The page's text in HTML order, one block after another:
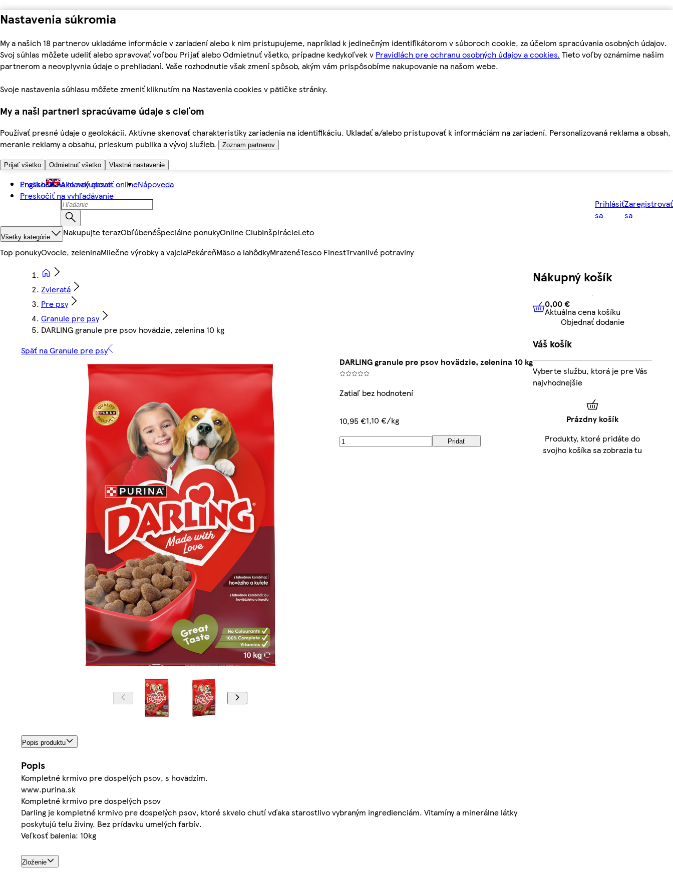
Nastavenia súkromia
My a našich 18 partnerov ukladáme informácie v zariadení alebo k nim pristupujeme, napríklad k jedinečným identifikátorom v súboroch cookie, za účelom spracúvania osobných údajov.
Svoj súhlas môžete udeliť alebo spravovať voľbou Prijať alebo Odmietnuť všetko, prípadne kedykoľvek v Pravidlách pre ochranu osobných údajov a cookies. Tieto voľby oznámime našim
partnerom a neovplyvnia údaje o prehliadaní. Vaše rozhodnutie však zmení spôsob, akým vám prispôsobíme nakupovanie na našom webe.
Svoje nastavenia súhlasu môžete zmeniť kliknutím na Nastavenia cookies v pätičke stránky.
My a naši partneri spracúvame údaje s cieľom
Používať presné údaje o geolokácii. Aktívne skenovať charakteristiky zariadenia na identifikáciu. Ukladať a/alebo pristupovať k informáciám na zariadení. Personalizovaná reklama a obsah,
meranie reklamy a obsahu, prieskum publika a vývoj služieb.
Zoznam partnerov
Prijať všetko Odmietnuť všetko Vlastné nastavenie
Preskočiť na hlavný obsah
Preskočiť na vyhľadávanie
English Ako nakupovať onlineNápoveda
Prihlásiť
sa
Zaregistrovať
sa
Všetky kategórie Nakupujte terazObľúbenéŠpeciálne ponukyOnline ClubInšpirácieLeto
Top ponukyOvocie, zeleninaMliečne výrobky a vajciaPekáreňMäso a lahôdkyMrazenéTesco FinestTrvanlivé potraviny
Zvieratá
Pre psy
Granule pre psy
DARLING granule pre psov hovädzie, zelenina 10 kg
Späť na Granule pre psy
DARLING granule pre psov hovädzie, zelenina 10 kg
Zatiaľ bez hodnotení
10,95 €1,10 €/kg
Pridať
Popis produktu
Popis
Kompletné krmivo pre dospelých psov, s hovädzím.
www.purina.sk
Kompletné krmivo pre dospelých psov
Darling je kompletné krmivo pre dospelých psov, ktoré skvelo chutí vďaka starostlivo vybraným ingredienciám. Vitamíny a minerálne látky
poskytujú telu živiny. Bez prídavku umelých farbív.
Veľkosť balenia: 10kg
Zloženie
Nákupný košík
0,00 € Aktuálna cena košíku
0,00 €
Aktuálna cena košíku
Objednať dodanie
Váš košík
Vyberte službu, ktorá je pre Vás
najvhodnejšie
Prázdny košík
Produkty, ktoré pridáte do
svojho košíka sa zobrazia tu